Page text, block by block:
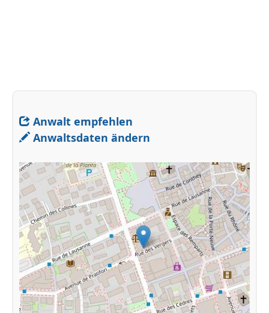
Anwalt empfehlen
Anwaltsdaten ändern